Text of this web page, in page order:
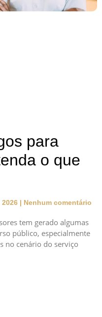
para
o que
Nenhum comentário
tem gerado algumas
público, especialmente
no cenário do serviço